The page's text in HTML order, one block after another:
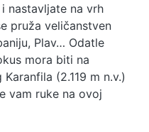
nastavljate na vrh
pruža veličanstven
Plav… Odatle
mora biti na
(2.119 m n.v.)
vam ruke na ovoj